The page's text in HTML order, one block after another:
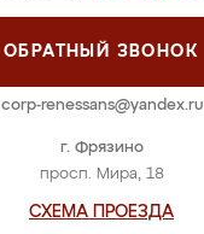
г. Фрязино
просп. Мира, 18
СХЕМА ПРОЕЗДА
ОБРАТНЫЙ ЗВОНОК
corp-renessans@yandex.ru